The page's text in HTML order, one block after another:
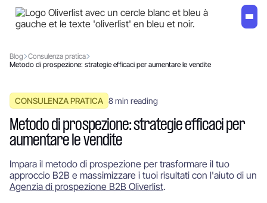
Blog Consulenza pratica
Metodo di prospezione: strategie efficaci per aumentare le vendite
CONSULENZA PRATICA 8min reading
Metodo di prospezione: strategie efficaci per
aumentare le vendite
Impara il metodo di prospezione per trasformare il tuo
approccio B2B e massimizzare i tuoi risultati con l'aiuto di un
Agenzia di prospezione B2B Oliverlist.